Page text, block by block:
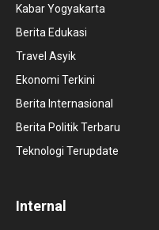
Kabar Yogyakarta
Berita Edukasi
Travel Asyik
Ekonomi Terkini
Berita Internasional
Berita Politik Terbaru
Teknologi Terupdate
Internal